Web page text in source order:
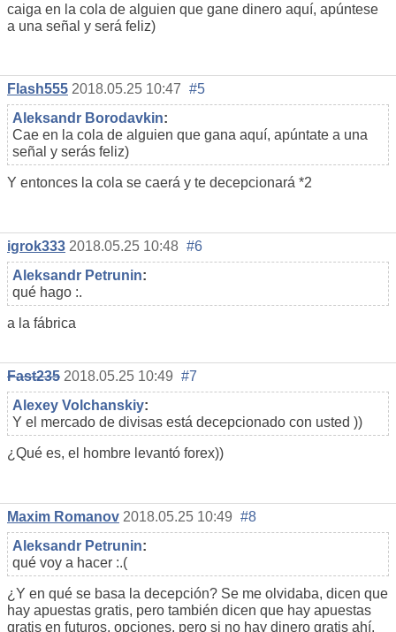
caiga en la cola de alguien que gane dinero aquí, apúntese
a una señal y será feliz)
Flash555 2018.05.25 10:47 #5
Aleksandr Borodavkin:
Cae en la cola de alguien que gana aquí, apúntate a una
señal y serás feliz)
Y entonces la cola se caerá y te decepcionará *2
igrok333 2018.05.25 10:48 #6
Aleksandr Petrunin:
qué hago :.
a la fábrica
Fast235 2018.05.25 10:49 #7
Alexey Volchanskiy:
Y el mercado de divisas está decepcionado con usted ))
¿Qué es, el hombre levantó forex))
Maxim Romanov 2018.05.25 10:49 #8
Aleksandr Petrunin:
qué voy a hacer :.(
¿Y en qué se basa la decepción? Se me olvidaba, dicen que
hay apuestas gratis, pero también dicen que hay apuestas
gratis en futuros, opciones, pero si no hay dinero gratis ahí,